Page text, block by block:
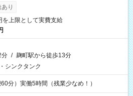
条件有）
り
を上限として実費支給
分 / 麹町駅から徒歩13分
シンクタンク
分）実働5時間（残業少なめ！）